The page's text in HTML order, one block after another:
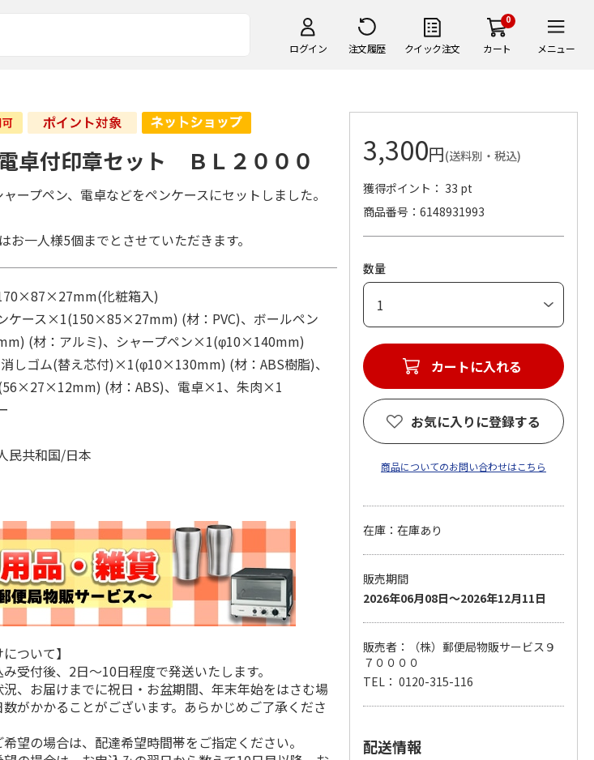
ログイン 注文履歴 クイック注文
0
カート メニュー
卓付印章セット ＢＬ２０００
ープペン、電卓などをペンケースにセットしました。
お一人様5個までとさせていただきます。
化粧箱入)
ケース×1(150×85×27mm) (材：PVC)、ボールペン
(材：アルミ)、シャープペン×1(φ10×140mm)
しゴム(替え芯付)×1(φ10×130mm) (材：ABS樹脂)、
(材：ABS)、電卓×1、朱肉×1
民共和国/日本
ついて】
受付後、2日～10日程度で発送いたします。
、お届けまでに祝日・お盆期間、年末年始をはさむ場
がかかることがございます。あらかじめご了承くださ
望の場合は、配達希望時間帯をご指定ください。
3,300円(送料別・税込)
獲得ポイント： 33 pt
商品番号
6148931993
数量
カートに入れる
お気に入りに登録する
商品についてのお問い合わせはこちら
在庫：在庫あり
販売期間
2026年06月08日～2026年12月11日
販売者：（株）郵便局物販サービス９
７００００
TEL： 0120-315-116
配送情報